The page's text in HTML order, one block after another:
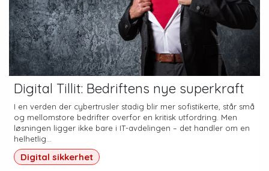
Digital Tillit: Bedriftens nye superkraft
I en verden der cybertrusler stadig blir mer sofistikerte, står små
og mellomstore bedrifter overfor en kritisk utfordring. Men
løsningen ligger ikke bare i IT-avdelingen – det handler om en
helhetlig...
Digital sikkerhet